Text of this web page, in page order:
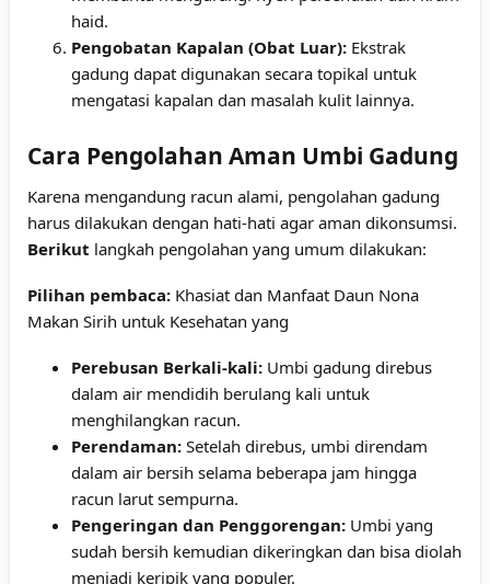
haid.
Pengobatan Kapalan (Obat Luar): Ekstrak
gadung dapat digunakan secara topikal untuk
mengatasi kapalan dan masalah kulit lainnya.
Cara Pengolahan Aman Umbi Gadung
Karena mengandung racun alami, pengolahan gadung
harus dilakukan dengan hati-hati agar aman dikonsumsi.
Berikut langkah pengolahan yang umum dilakukan:
Pilihan pembaca: Khasiat dan Manfaat Daun Nona
Makan Sirih untuk Kesehatan yang
Perebusan Berkali-kali: Umbi gadung direbus
dalam air mendidih berulang kali untuk
menghilangkan racun.
Perendaman: Setelah direbus, umbi direndam
dalam air bersih selama beberapa jam hingga
racun larut sempurna.
Pengeringan dan Penggorengan: Umbi yang
sudah bersih kemudian dikeringkan dan bisa diolah
menjadi keripik yang populer.